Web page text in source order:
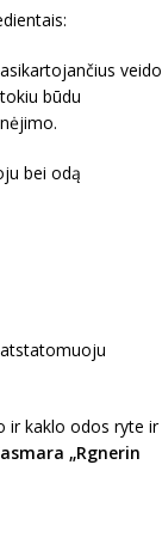
veido
būdu
bei odą
ir kaklo odos ryte ir
„Rgnerin